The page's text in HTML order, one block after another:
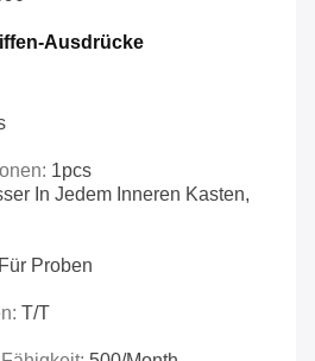
Ausdrücke
1pcs
In Jedem Inneren Kasten,
Proben
T/T